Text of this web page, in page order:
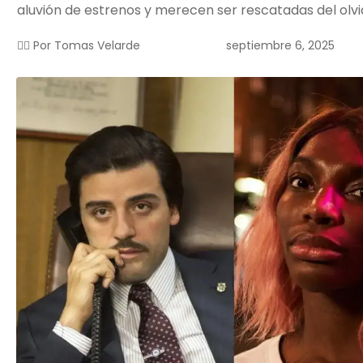
aluvión de estrenos y merecen ser rescatadas del
✍🏻 Por Tomas Velarde septiembre 6, 2025